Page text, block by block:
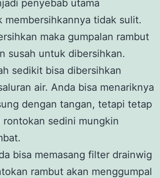
penyebab utama
membersihkannya tidak sulit.
maka gumpalan rambut
susah untuk dibersihkan.
sedikit bisa dibersihkan
air. Anda bisa menariknya
dengan tangan, tetapi tetap
rontokan sedini mungkin
bisa memasang filter drainwig
rambut akan menggumpal